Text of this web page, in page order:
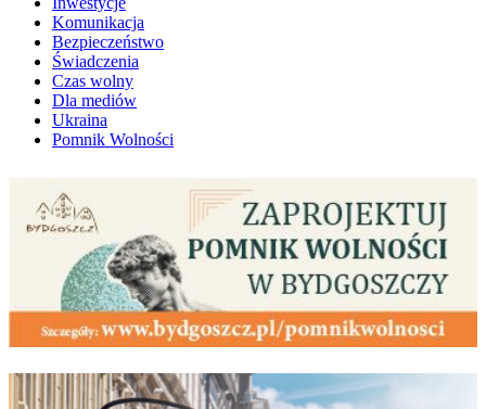
Komunikacja
Bezpieczeństwo
Świadczenia
Czas wolny
Dla mediów
Ukraina
Pomnik Wolności